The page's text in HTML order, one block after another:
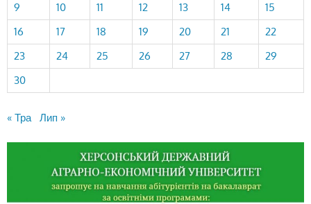
9
10 11 12 13 14
15
16
17 18 19 20 21
22
23
24 25 26 27 28
29
30
« Тра Лип »